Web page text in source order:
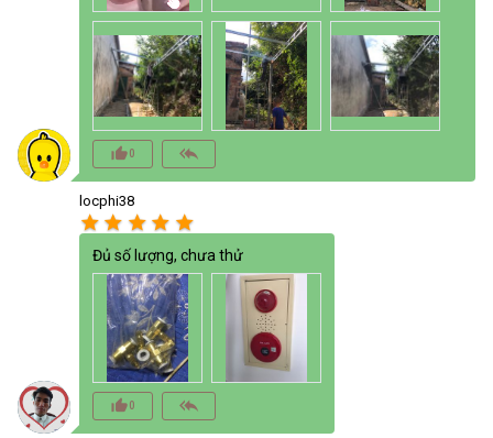
thumb_up_alt0 reply_all
locphi38
star star star star star
Đủ số lượng, chưa thử
thumb_up_alt0 reply_all